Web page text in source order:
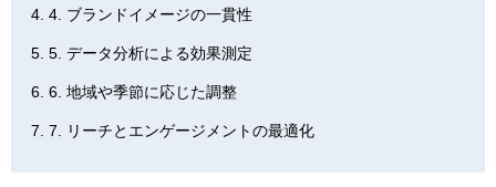
4. ブランドイメージの一貫性
5. データ分析による効果測定
6. 地域や季節に応じた調整
7. リーチとエンゲージメントの最適化